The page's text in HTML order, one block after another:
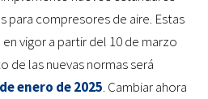
para compresores de aire. Estas
vigor a partir del 10 de marzo
de las nuevas normas será
enero de 2025. Cambiar ahora